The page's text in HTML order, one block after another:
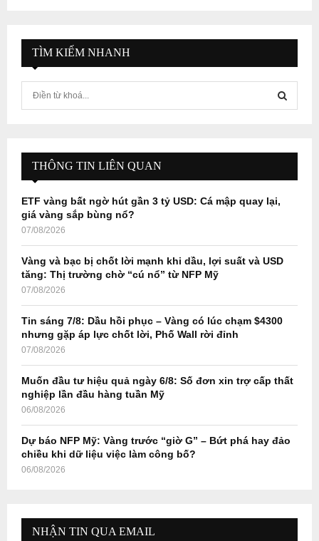
TÌM KIẾM NHANH
f
r
:
E
A
R
H
THÔNG TIN LIÊN QUAN
ETF vàng bất ngờ hút gần 3 tỷ USD: Cá mập quay lại,
giá vàng sắp bùng nổ?
07/08/2026
Vàng và bạc bị chốt lời mạnh khi dầu, lợi suất và USD
tăng: Thị trường chờ “cú nổ” từ NFP Mỹ
07/08/2026
Tin sáng 7/8: Dầu hồi phục – Vàng có lúc chạm $4300
nhưng gặp áp lực chốt lời, Phố Wall rời đỉnh
07/08/2026
Muốn đầu tư hiệu quả ngày 6/8: Số đơn xin trợ cấp thất
nghiệp lần đầu hàng tuần Mỹ
06/08/2026
Dự báo NFP Mỹ: Vàng trước “giờ G” – Bứt phá hay đảo
chiều khi dữ liệu việc làm công bố?
06/08/2026
NHẬN TIN QUA EMAIL